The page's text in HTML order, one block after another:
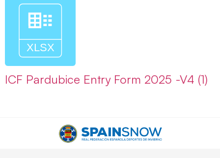
ICF Pardubice Entry Form 2025 -V4 (1)